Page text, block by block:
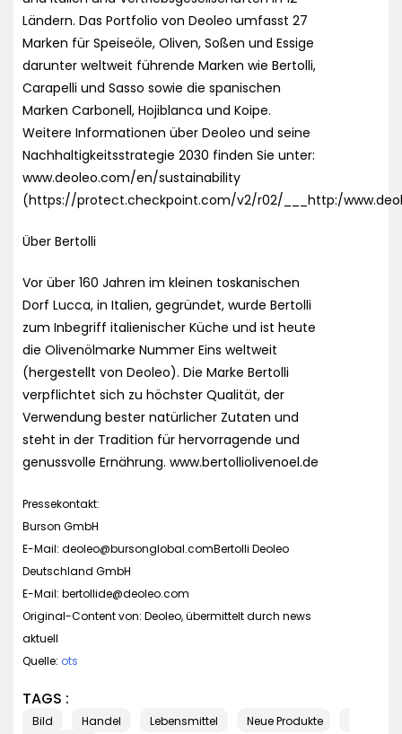
Ländern. Das Portfolio von Deoleo umfasst 27
Marken für Speiseöle, Oliven, Soßen und Essige
darunter weltweit führende Marken wie Bertolli,
Carapelli und Sasso sowie die spanischen
Marken Carbonell, Hojiblanca und Koipe.
Weitere Informationen über Deoleo und seine
Nachhaltigkeitsstrategie 2030 finden Sie unter:
www.deoleo.com/en/sustainability
(https://protect.checkpoint.com/v2/r02/___http:/
Über Bertolli
Vor über 160 Jahren im kleinen toskanischen
Dorf Lucca, in Italien, gegründet, wurde Bertolli
zum Inbegriff italienischer Küche und ist heute
die Olivenölmarke Nummer Eins weltweit
(hergestellt von Deoleo). Die Marke Bertolli
verpflichtet sich zu höchster Qualität, der
Verwendung bester natürlicher Zutaten und
steht in der Tradition für hervorragende und
genussvolle Ernährung. www.bertolliolivenoel.de
Pressekontakt:
Burson GmbH
E-Mail: deoleo@bursonglobal.comBertolli Deoleo
Deutschland GmbH
E-Mail: bertollide@deoleo.com
Original-Content von: Deoleo, übermittelt durch news
aktuell
Quelle: ots
TAGS :
Bild Handel Lebensmittel
Neue Produkte